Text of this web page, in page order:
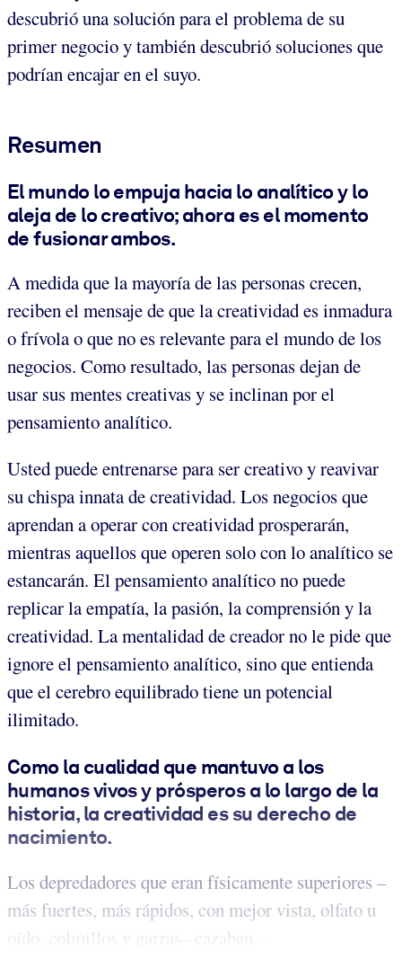
descubrió una solución para el problema de su
primer negocio y también descubrió soluciones que
podrían encajar en el suyo.
Resumen
El mundo lo empuja hacia lo analítico y lo
aleja de lo creativo; ahora es el momento
de fusionar ambos.
A medida que la mayoría de las personas crecen,
reciben el mensaje de que la creatividad es inmadura
o frívola o que no es relevante para el mundo de los
negocios. Como resultado, las personas dejan de
usar sus mentes creativas y se inclinan por el
pensamiento analítico.
Usted puede entrenarse para ser creativo y reavivar
su chispa innata de creatividad. Los negocios que
aprendan a operar con creatividad prosperarán,
mientras aquellos que operen solo con lo analítico se
estancarán. El pensamiento analítico no puede
replicar la empatía, la pasión, la comprensión y la
creatividad. La mentalidad de creador no le pide que
ignore el pensamiento analítico, sino que entienda
que el cerebro equilibrado tiene un potencial
ilimitado.
Como la cualidad que mantuvo a los
humanos vivos y prósperos a lo largo de la
historia, la creatividad es su derecho de
nacimiento.
Los depredadores que eran físicamente superiores –
más fuertes, más rápidos, con mejor vista, olfato u
oído, colmillos y garras– cazaban...